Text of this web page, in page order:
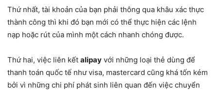
Thứ nhất, tài khoản của bạn phải thông qua khâu xác thực
thành công thì khi đó bạn mới có thể thực hiện các lệnh
nạp hoặc rút của mình một cách nhanh chóng được.
Thứ hai, việc liên kết alipay với những loại thẻ dùng để
thanh toán quốc tế như visa, mastercard cũng khá tốn kém
bởi vì những chi phí phát sinh liên quan đến việc chuyển